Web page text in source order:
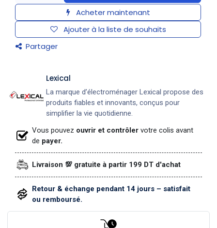
Acheter maintenant
Ajouter à la liste de souhaits
Partager
Lexical
La marque d’électroménager Lexical propose des
produits fiables et innovants, conçus pour
simplifier la vie quotidienne.
Vous pouvez ouvrir et contrôler votre colis avant
de payer.
Livraison 💯 gratuite à partir 199 DT d'achat
Retour & échange pendant 14 jours – satisfait
ou remboursé.